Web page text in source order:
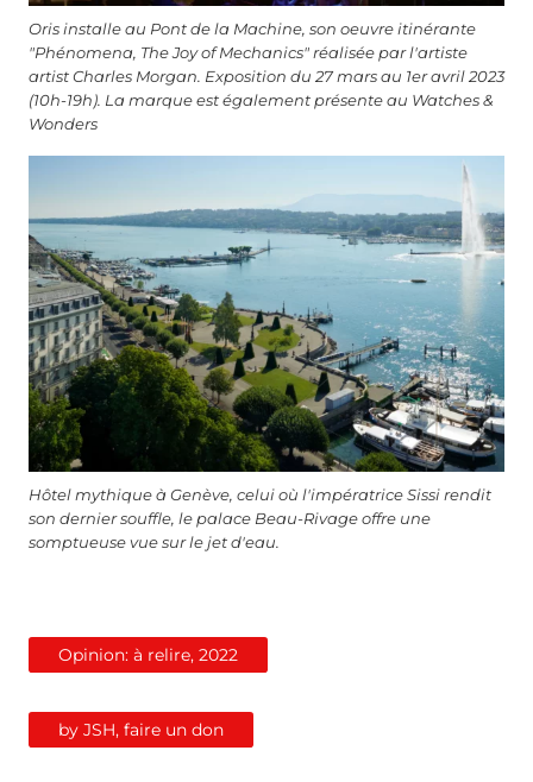
Oris installe au Pont de la Machine, son oeuvre itinérante
"Phénomena, The Joy of Mechanics" réalisée par l'artiste
artist Charles Morgan. Exposition du 27 mars au 1er avril 2023
(10h-19h). La marque est également présente au Watches &
Wonders
Hôtel mythique à Genève, celui où l'impératrice Sissi rendit
son dernier souffle, le palace Beau-Rivage offre une
somptueuse vue sur le jet d'eau.
Opinion: à relire, 2022
by JSH, faire un don